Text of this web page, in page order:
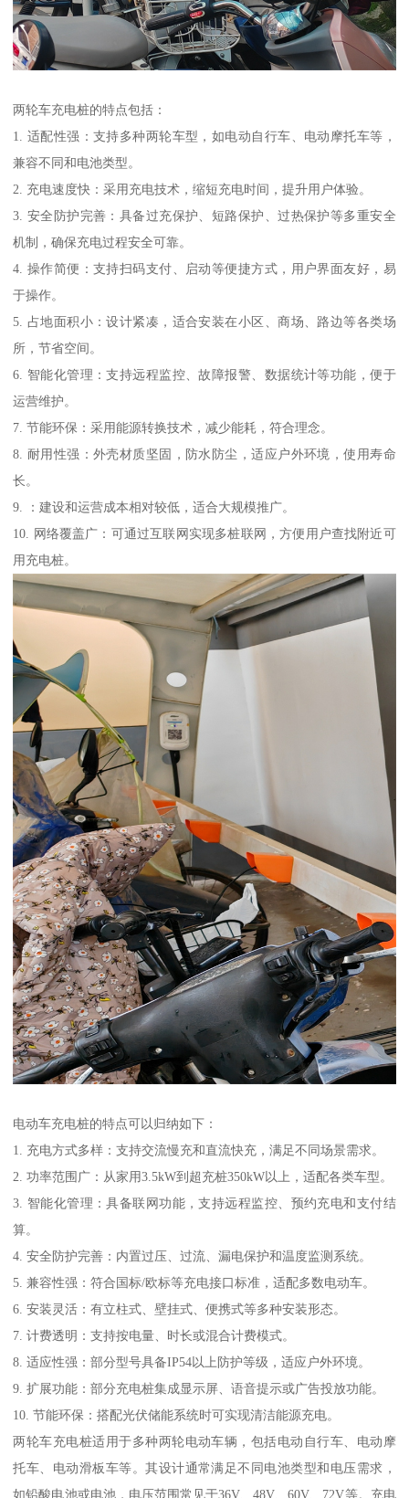
两轮车充电桩的特点包括：
1. 适配性强：支持多种两轮车型，如电动自行车、电动摩托车等，
兼容不同和电池类型。
2. 充电速度快：采用充电技术，缩短充电时间，提升用户体验。
3. 安全防护完善：具备过充保护、短路保护、过热保护等多重安全
机制，确保充电过程安全可靠。
4. 操作简便：支持扫码支付、启动等便捷方式，用户界面友好，易
于操作。
5. 占地面积小：设计紧凑，适合安装在小区、商场、路边等各类场
所，节省空间。
6. 智能化管理：支持远程监控、故障报警、数据统计等功能，便于
运营维护。
7. 节能环保：采用能源转换技术，减少能耗，符合理念。
8. 耐用性强：外壳材质坚固，防水防尘，适应户外环境，使用寿命
长。
9. ：建设和运营成本相对较低，适合大规模推广。
10. 网络覆盖广：可通过互联网实现多桩联网，方便用户查找附近可
用充电桩。
电动车充电桩的特点可以归纳如下：
1. 充电方式多样：支持交流慢充和直流快充，满足不同场景需求。
2. 功率范围广：从家用3.5kW到超充桩350kW以上，适配各类车型。
3. 智能化管理：具备联网功能，支持远程监控、预约充电和支付结
算。
4. 安全防护完善：内置过压、过流、漏电保护和温度监测系统。
5. 兼容性强：符合国标/欧标等充电接口标准，适配多数电动车。
6. 安装灵活：有立柱式、壁挂式、便携式等多种安装形态。
7. 计费透明：支持按电量、时长或混合计费模式。
8. 适应性强：部分型号具备IP54以上防护等级，适应户外环境。
9. 扩展功能：部分充电桩集成显示屏、语音提示或广告投放功能。
10. 节能环保：搭配光伏储能系统时可实现清洁能源充电。
两轮车充电桩适用于多种两轮电动车辆，包括电动自行车、电动摩
托车、电动滑板车等。其设计通常满足不同电池类型和电压需求，
如铅酸电池或电池，电压范围常见于36V、48V、60V、72V等。充电